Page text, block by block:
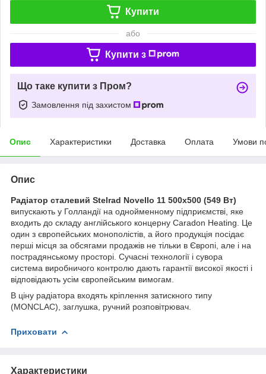
Купити
або
Купити з
Що таке купити з Пром?
Замовлення під захистом
Опис Характеристики Доставка Оплата Умови
Опис
Радіатор сталевий Stelrad Novello 11 500x500 (549 Вт)
випускають у Голландії на однойменному підприємстві, яке
входить до складу англійського концерну Caradon Heating. Це
один з європейських монополістів, а його продукція посідає
перші місця за обсягами продажів не тільки в Європі, але і на
пострадянському просторі. Сучасні технології і сувора
система виробничого контролю дають гарантії високої якості і
відповідають усім європейським вимогам.
В ціну радіатора входять кріплення затискного типу
(MONCLAC), заглушка, ручний розповітрювач.
Приховати
Характеристики